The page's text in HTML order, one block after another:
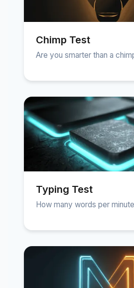
Chimp Test
Are you smarter than a
Typing Test
How many words per